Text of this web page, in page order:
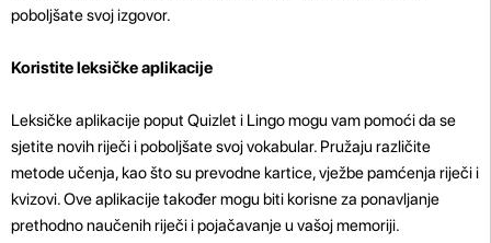
poboljšate svoj izgovor.
Koristite leksičke aplikacije
Leksičke aplikacije poput Quizlet i Lingo mogu vam pomoći da se
sjetite novih riječi i poboljšate svoj vokabular. Pružaju različite
metode učenja, kao što su prevodne kartice, vježbe pamćenja riječi i
kvizovi. Ove aplikacije također mogu biti korisne za ponavljanje
prethodno naučenih riječi i pojačavanje u vašoj memoriji.